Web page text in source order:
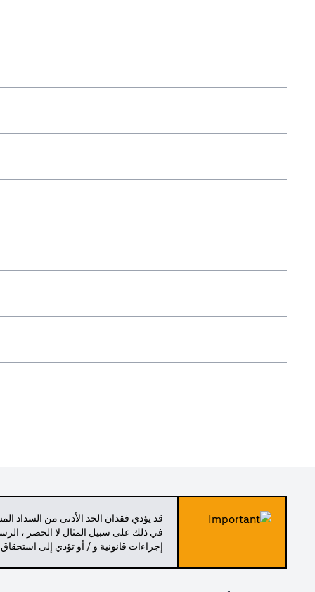
قد يؤدي فقدان الحد الأدنى من السداد
في ذلك على سبيل المثال لا الحصر ،
إجراءات قانونية و / أو تؤدي إلى